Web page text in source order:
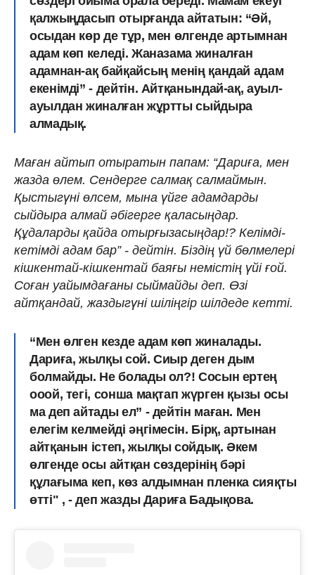
қалжыңдасып отырғанда айтатын: “Әй,
осыдан көр де тұр, мен өлгенде артымнан
адам көп келеді. Жаназама жиналған
адамнан-ақ байқайсың менің қандай адам
екенімді” - дейтін. Айтқанындай-ақ, ауыл-
ауылдан жиналған жұртты сыйдыра
алмадық.
Маған айтып отыратын папам: “Дариға, мен
жазда өлем. Сендерге салмақ салмаймын.
Қыстыгүні өлсем, мына үйге адамдарды
сыйдыра алмай әбігерге қаласыңдар.
Құдаларды қайда отырғызасыңдар!? Келімді-
кетімді адам бар” - дейтін. Біздің үй бөлмелері
кішкентай-кішкентай баяғы немістің үйі ғой.
Соған уайымдағаны сыймайды деп. Өзі
айтқандай, жаздыгүні шіліңгір шілдеде кетті.
“Мен өлген кезде адам көп жиналады.
Дариға, жылқы сой. Сиыр деген дым
болмайды. Не болады ол?! Сосын ертең
ооой, тегі, сонша мақтап жүрген қызы осы
ма деп айтады ел” - дейтін маған. Мен
елегім келмейді әңгімесін. Бірқ, артынан
айтқанын істеп, жылқы сойдық. Әкем
өлгенде осы айтқан сөздерінің бәрі
құлағыма кеп, көз алдымнан пленка сияқты
өтті" , - деп жазды Дариға Бадықова.